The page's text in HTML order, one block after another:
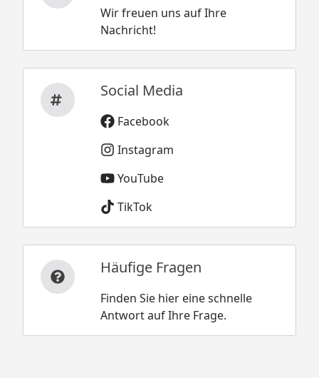
Wir freuen uns auf Ihre
Nachricht!
Social Media
Facebook
Instagram
YouTube
TikTok
Häufige Fragen
Finden Sie hier eine schnelle
Antwort auf Ihre Frage.